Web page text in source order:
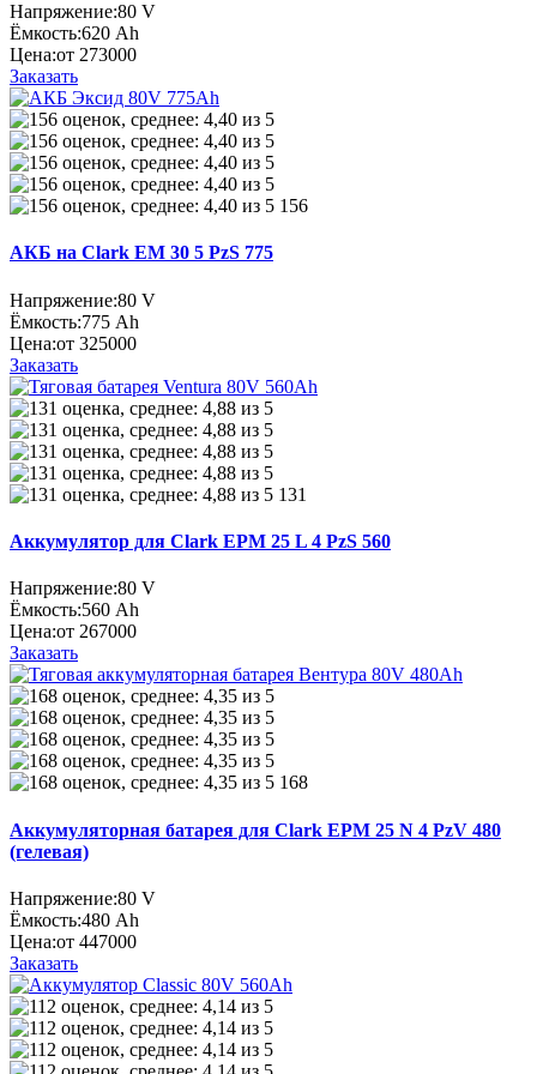
Напряжение:80 V
Ёмкость:620 Ah
Цена:от 273000
Заказать
156
АКБ на Clark EM 30 5 PzS 775
Напряжение:80 V
Ёмкость:775 Ah
Цена:от 325000
Заказать
131
Аккумулятор для Clark EPM 25 L 4 PzS 560
Напряжение:80 V
Ёмкость:560 Ah
Цена:от 267000
Заказать
168
Аккумуляторная батарея для Clark EPM 25 N 4 PzV 480
(гелевая)
Напряжение:80 V
Ёмкость:480 Ah
Цена:от 447000
Заказать